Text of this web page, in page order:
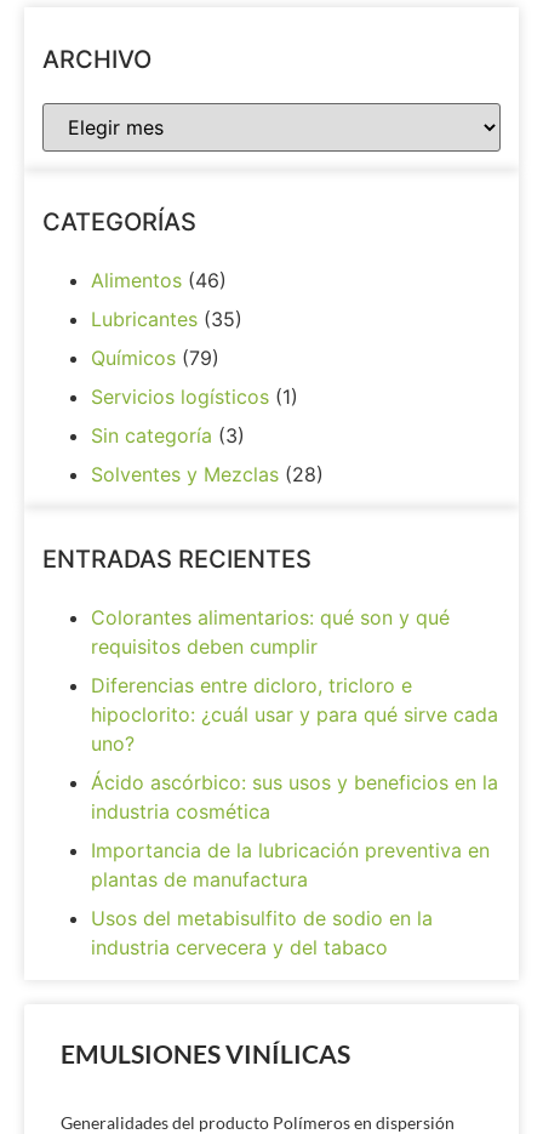
EMULSIONES VINÍLICAS
Generalidades del producto Polímeros en dispersión
ARCHIVO
CATEGORÍAS
Alimentos (46)
Lubricantes (35)
Químicos (79)
Servicios logísticos (1)
Sin categoría (3)
Solventes y Mezclas (28)
ENTRADAS RECIENTES
Colorantes alimentarios: qué son y qué
requisitos deben cumplir
Diferencias entre dicloro, tricloro e
hipoclorito: ¿cuál usar y para qué sirve cada
uno?
Ácido ascórbico: sus usos y beneficios en la
industria cosmética
Importancia de la lubricación preventiva en
plantas de manufactura
Usos del metabisulfito de sodio en la
industria cervecera y del tabaco